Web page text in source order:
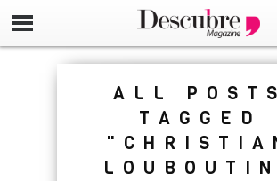
google-site-
ALL POSTS
TAGGED